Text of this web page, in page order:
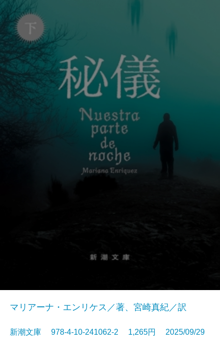
マリアーナ・エンリケス／著、宮崎真紀／訳
新潮文庫 978-4-10-241062-2 1,265円 2025/09/29